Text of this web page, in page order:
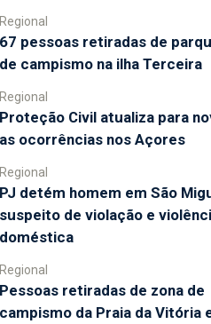
Regional
67 pessoas retiradas de
de campismo na ilha Terceira
Regional
Proteção Civil atualiza para
as ocorrências nos Açores
Regional
PJ detém homem em São
suspeito de violação e
doméstica
Regional
Pessoas retiradas de zona de
campismo da Praia da Vitória